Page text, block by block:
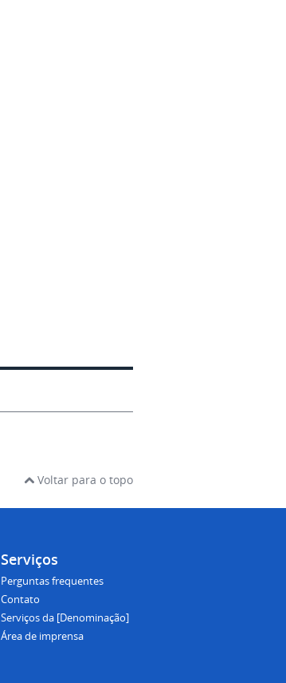
Voltar para o topo
Serviços
Perguntas frequentes
Contato
Serviços da [Denominação]
Área de imprensa